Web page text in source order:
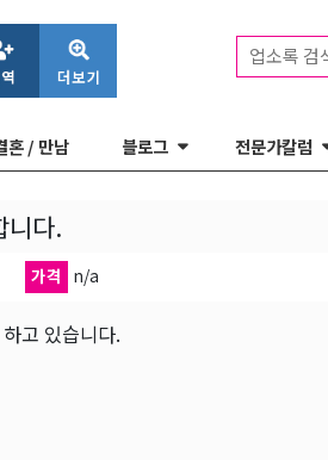
업소록 검
혼 / 만남 블로그 전문가칼럼
다.
가격 n/a
고 있습니다.